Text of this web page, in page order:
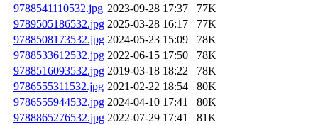
9788541110532.jpg 2023-09-28 17:37
77K
9789505186532.jpg 2025-03-28 16:17
77K
9788508173532.jpg 2024-05-23 15:09
78K
9788533612532.jpg 2022-06-15 17:50
78K
9788516093532.jpg 2019-03-18 18:22
78K
9786555311532.jpg 2021-02-22 18:54
80K
9786555944532.jpg 2024-04-10 17:41
80K
9788865276532.jpg 2022-07-29 17:41
81K